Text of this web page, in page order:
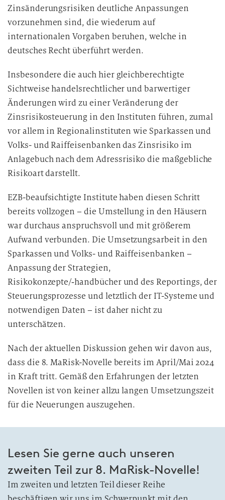
Zinsänderungsrisiken deutliche Anpassungen
vorzunehmen sind, die wiederum auf
internationalen Vorgaben beruhen, welche in
deutsches Recht überführt werden.
Insbesondere die auch hier gleichberechtigte
Sichtweise handelsrechtlicher und barwertiger
Änderungen wird zu einer Veränderung der
Zinsrisikosteuerung in den Instituten führen, zumal
vor allem in Regionalinstituten wie Sparkassen und
Volks- und Raiffeisenbanken das Zinsrisiko im
Anlagebuch nach dem Adressrisiko die maßgebliche
Risikoart darstellt.
EZB-beaufsichtigte Institute haben diesen Schritt
bereits vollzogen – die Umstellung in den Häusern
war durchaus anspruchsvoll und mit größerem
Aufwand verbunden. Die Umsetzungsarbeit in den
Sparkassen und Volks- und Raiffeisenbanken –
Anpassung der Strategien,
Risikokonzepte/‑handbücher und des Reportings, der
Steuerungsprozesse und letztlich der IT-Systeme und
notwendigen Daten – ist daher nicht zu
unterschätzen.
Nach der aktuellen Diskussion gehen wir davon aus,
dass die 8. MaRisk-Novelle bereits im April/Mai 2024
in Kraft tritt. Gemäß den Erfahrungen der letzten
Novellen ist von keiner allzu langen Umsetzungszeit
für die Neuerungen auszugehen.
Lesen Sie gerne auch unseren
zweiten Teil zur 8. MaRisk-Novelle!
Im zweiten und letzten Teil dieser Reihe